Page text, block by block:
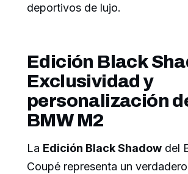
deportivos de lujo.
Edición Black
Exclusividad y
personalización
BMW M2
La Edición Black Shadow del
Coupé representa un